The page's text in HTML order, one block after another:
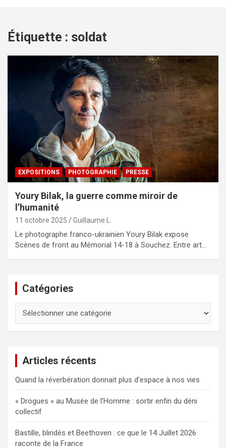
Étiquette : soldat
EXPOSITIONS PHOTOGRAPHIE PRESSE
Youry Bilak, la guerre comme miroir de
l’humanité
11 octobre 2025 Guillaume L.
Le photographe franco-ukrainien Youry Bilak expose
Scènes de front au Mémorial 14-18 à Souchez. Entre art…
Catégories
Articles récents
Quand la réverbération donnait plus d’espace à nos vies
« Drogues » au Musée de l’Homme : sortir enfin du déni
collectif
Bastille, blindés et Beethoven : ce que le 14 Juillet 2026
raconte de la France